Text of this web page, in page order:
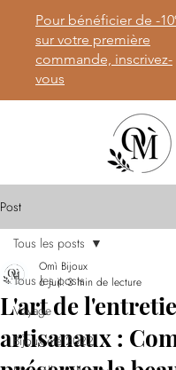
Pour bénéficier de -
sur votre première
commande, inscrivez-
vous
Post
Tous les posts
Voyage
Bijoux été 2022
Tous les posts
L'art de
artisanaux :
Omì Bijoux
6 juil.3 min de lecture